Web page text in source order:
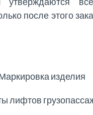
после этого
изделия
лифтов